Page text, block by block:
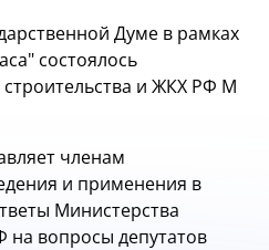
Думе в рамках
состоялось
и ЖКХ РФ М
членам
и применения в
Министерства
на вопросы депутатов